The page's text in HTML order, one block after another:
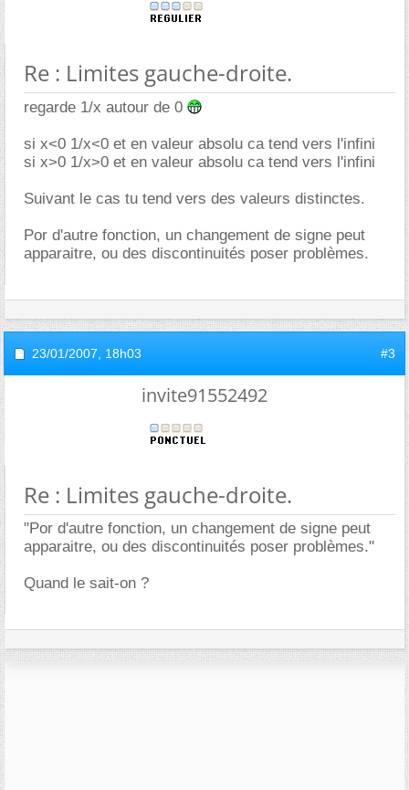
Re : Limites gauche-droite.
regarde 1/x autour de 0
si x<0 1/x<0 et en valeur absolu ca tend vers l'infini
si x>0 1/x>0 et en valeur absolu ca tend vers l'infini
Suivant le cas tu tend vers des valeurs distinctes.
Por d'autre fonction, un changement de signe peut
apparaitre, ou des discontinuités poser problèmes.
23/01/2007, 18h03 #3
invite91552492
Re : Limites gauche-droite.
"Por d'autre fonction, un changement de signe peut
apparaitre, ou des discontinuités poser problèmes."
Quand le sait-on ?